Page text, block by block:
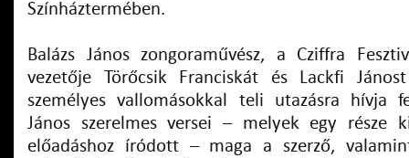
Színháztermében.
Balázs János zongoraművész, a Cziffra
vezetője Törőcsik Franciskát és Lackfi
személyes vallomásokkal teli utazásra hívja
János szerelmes versei – melyek egy része
előadáshoz íródott – maga a szerző,